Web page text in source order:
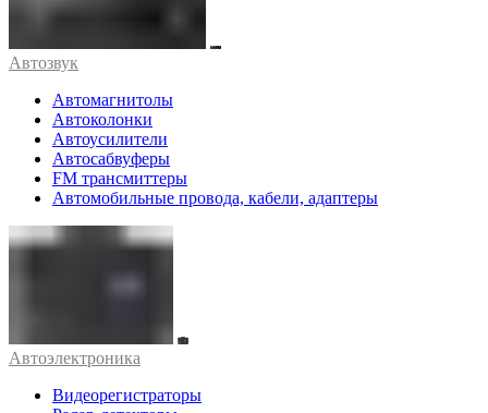
Автозвук
Автомагнитолы
Автоколонки
Автоусилители
Автосабвуферы
FM трансмиттеры
Автомобильные провода, кабели, адаптеры
Автоэлектроника
Видеорегистраторы